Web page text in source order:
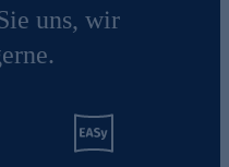
uns, wir